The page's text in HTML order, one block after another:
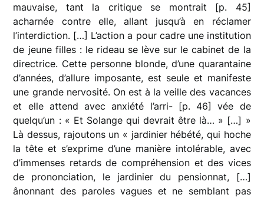
mauvaise, tant la critique se montrait [p. 45]
acharnée contre elle, allant jusqu’à en réclamer
l’interdiction. […] L’action a pour cadre une institution
de jeune filles : le rideau se lève sur le cabinet de la
directrice. Cette personne blonde, d’une quarantaine
d’années, d’allure imposante, est seule et manifeste
une grande nervosité. On est à la veille des vacances
et elle attend avec anxiété l’arri- [p. 46] vée de
quelqu’un : « Et Solange qui devrait être là… » […] »
Là dessus, rajoutons un « jardinier hébété, qui hoche
la tête et s’exprime d’une manière intolérable, avec
d’immenses retards de compréhension et des vices
de prononciation, le jardinier du pensionnat, […]
ânonnant des paroles vagues et ne semblant pas